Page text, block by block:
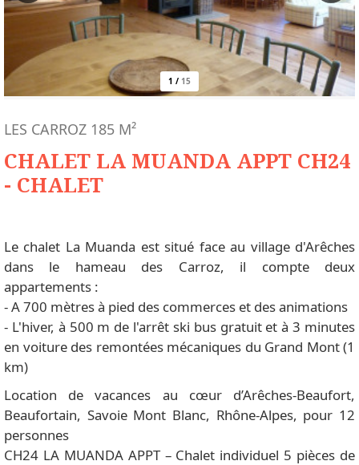
1 / 15
CHALET LA MUANDA APPT CH24
- CHALET
LES CARROZ 185 M²
Le chalet La Muanda est situé face au village d'Arêches
dans le hameau des Carroz, il compte deux
appartements :
- A 700 mètres à pied des commerces et des animations
- L'hiver, à 500 m de l'arrêt ski bus gratuit et à 3 minutes
en voiture des remontées mécaniques du Grand Mont (1
km)
Location de vacances au cœur d’Arêches-Beaufort,
Beaufortain, Savoie Mont Blanc, Rhône-Alpes, pour 12
personnes
CH24 LA MUANDA APPT – Chalet individuel 5 pièces de